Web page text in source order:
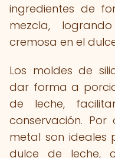
ingredientes de
mezcla,
cremosa en el
Los moldes de
dar forma a
de leche,
conservación.
metal son ideales
dulce de leche,